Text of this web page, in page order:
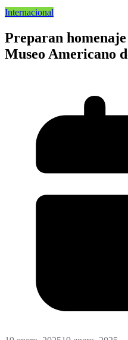
Internacional
Preparan
Museo Americano